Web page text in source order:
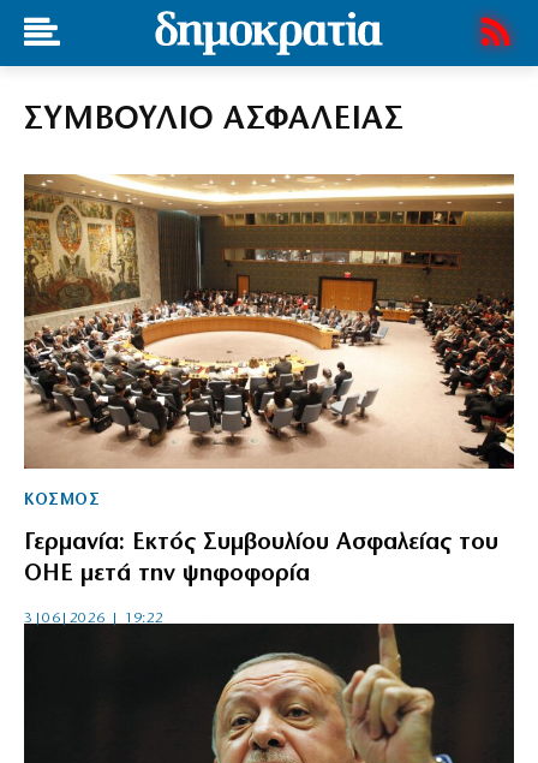
ΣΥΜΒΟΥΛΙΟ ΑΣΦΑΛΕΙΑΣ
ΚΟΣΜΟΣ
Γερμανία: Εκτός Συμβουλίου Ασφαλείας του
ΟΗΕ μετά την ψηφοφορία
3|06|2026 | 19:22